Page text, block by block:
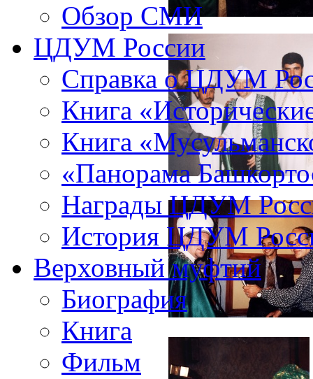
Обзор СМИ
ЦДУМ России
Справка о ЦДУМ
Книга
Книга
«Панорама
Награды ЦДУМ
История ЦДУМ
Верховный муфтий
Биография
Книга
Фильм